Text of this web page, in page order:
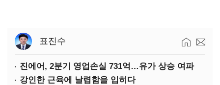
표진수
진에어, 2분기 영업손실 731억…유가 상승 여파
강인한 근육에 날렵함을 입히다